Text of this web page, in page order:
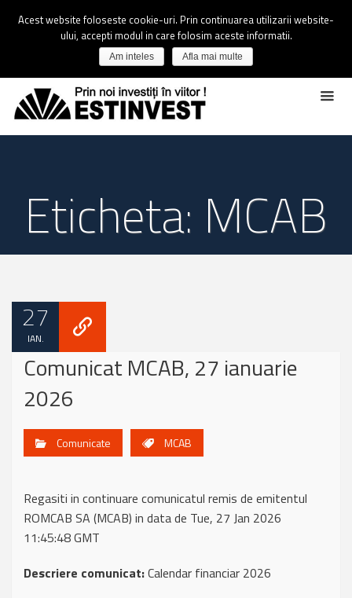
Eticheta: MCAB
27
IAN.
Comunicat MCAB, 27 ianuarie
2026
Comunicate MCAB
Regasiti in continuare comunicatul remis de emitentul
ROMCAB SA (MCAB) in data de Tue, 27 Jan 2026
11:45:48 GMT
Descriere comunicat:Calendar financiar 2026
Acest website foloseste cookie-uri. Prin continuarea utilizarii website-
ului, accepti modul in care folosim aceste informatii.
Am inteles Afla mai multe